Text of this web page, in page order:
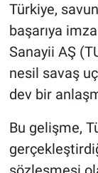
Türkiye,
başarıya
Sanayii AŞ
nesil savaş
dev bir
Bu gelişme,
Yaşam
Spor
Nöbetçi